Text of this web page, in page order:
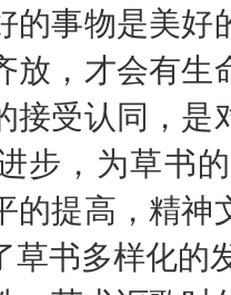
的事物是美好
放，才会有生
接受认同，
步，为草书
的提高，精神
草书多样化的